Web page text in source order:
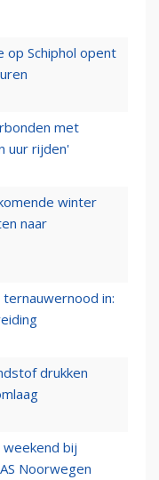
op Schiphol opent
met
uur rijden'
winter
naar
in:
drukken
bij
Noorwegen